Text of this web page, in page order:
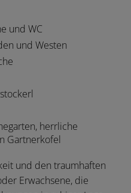
und WC
und Westen
herrliche
Gartnerkofel
und den traumhaften
Erwachsene, die